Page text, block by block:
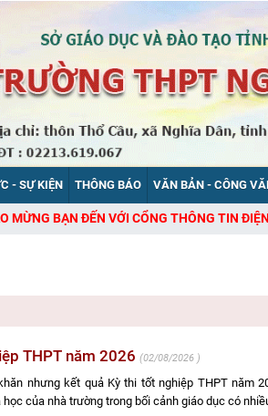
- SỰ KIỆN THÔNG BÁO VĂN BẢN - CÔNG
ĐẾN VỚI CỔNG THÔNG TIN ĐIỆN TỬ
THPT năm 2026 02/08/2026
nhưng kết quả Kỳ thi tốt nghiệp THPT năm
của nhà trường trong bối cảnh giáo dục có